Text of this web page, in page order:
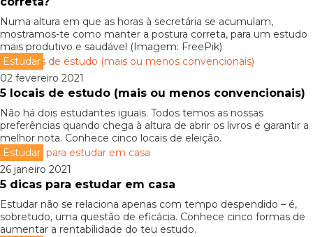
Numa altura em que as horas à secretária se acumulam,
mostramos-te como manter a postura correta, para um estudo
mais produtivo e saudável (Imagem: FreePik)
Estudar
02 fevereiro 2021
5 locais de estudo (mais ou menos convencionais)
Não há dois estudantes iguais. Todos temos as nossas
preferências quando chega à altura de abrir os livros e garantir a
melhor nota. Conhece cinco locais de eleição.
Estudar
26 janeiro 2021
5 dicas para estudar em casa
Estudar não se relaciona apenas com tempo despendido – é,
sobretudo, uma questão de eficácia. Conhece cinco formas de
aumentar a rentabilidade do teu estudo.